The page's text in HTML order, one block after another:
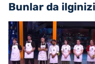
Bunlar da